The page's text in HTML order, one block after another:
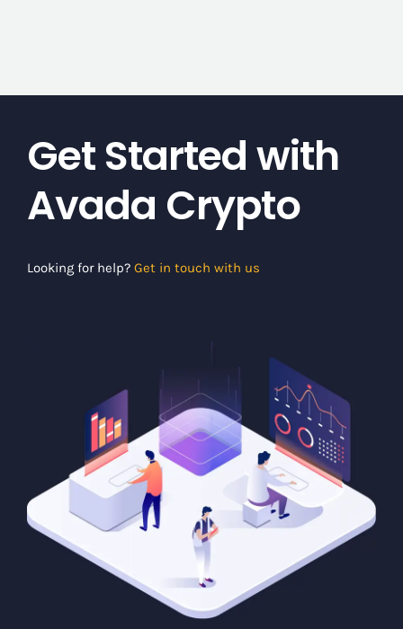
Get Started with
Avada Crypto
Looking for help? Get in touch with us